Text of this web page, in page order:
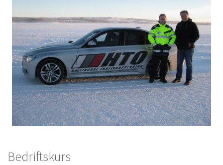
Bedriftskurs